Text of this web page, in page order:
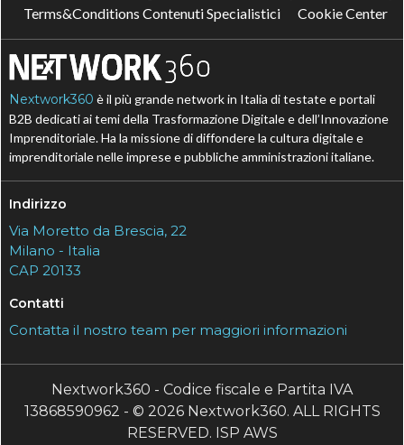
Terms&Conditions Contenuti Specialistici
Cookie Center
Nextwork360 è il più grande network in Italia di testate e portali
B2B dedicati ai temi della Trasformazione Digitale e dell’Innovazione
Imprenditoriale. Ha la missione di diffondere la cultura digitale e
imprenditoriale nelle imprese e pubbliche amministrazioni italiane.
Indirizzo
Via Moretto da Brescia, 22
Milano - Italia
CAP 20133
Contatti
Contatta il nostro team per maggiori informazioni
Nextwork360 - Codice fiscale e Partita IVA
13868590962 - © 2026 Nextwork360. ALL RIGHTS
RESERVED. ISP AWS